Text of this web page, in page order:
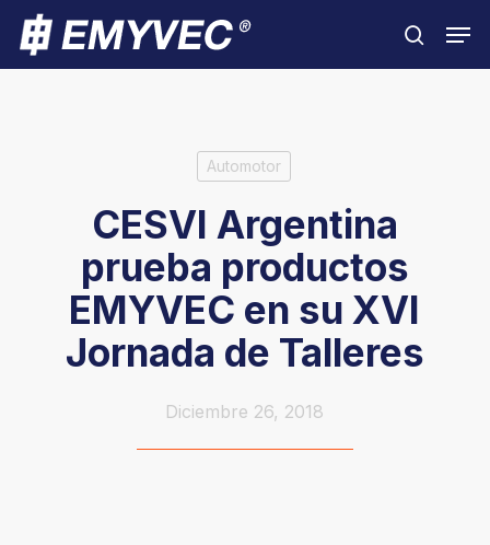
Skip
main
search
Automotor
CESVI Argentina
prueba productos
EMYVEC en su XVI
Jornada de Talleres
Diciembre 26, 2018
Close